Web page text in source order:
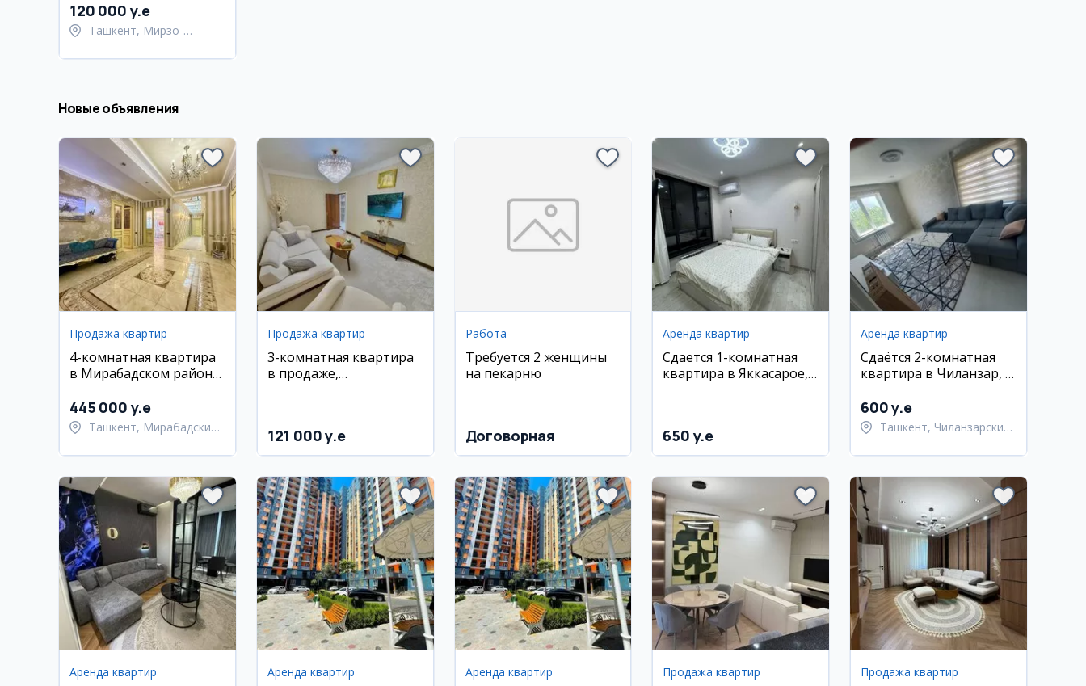
120 000 y.e
Ташкент, Мирзо-
Новые объявления
Продажа квартир
4-комнатная квартира
в Мирабадском районе,
мебелью
445 000 y.e
Ташкент, Мирабадский
Продажа квартир
3-комнатная квартира
в продаже,
121 000 y.e
Работа
Требуется 2 женщины
на пекарню
Договорная
Аренда квартир
Сдается 1-комнатная
квартира в Яккасарое,
650 y.e
Аренда квартир
Сдаётся 2-комнатная
квартира в Чиланзар, 4
600 y.e
Ташкент, Чиланзарский
Аренда квартир Аренда квартир Аренда квартир Продажа квартир Продажа квартир